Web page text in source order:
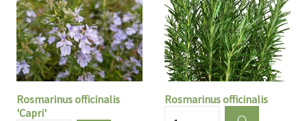
Rosmarinus officinalis
'Capri'
Rosmarinus officinalis